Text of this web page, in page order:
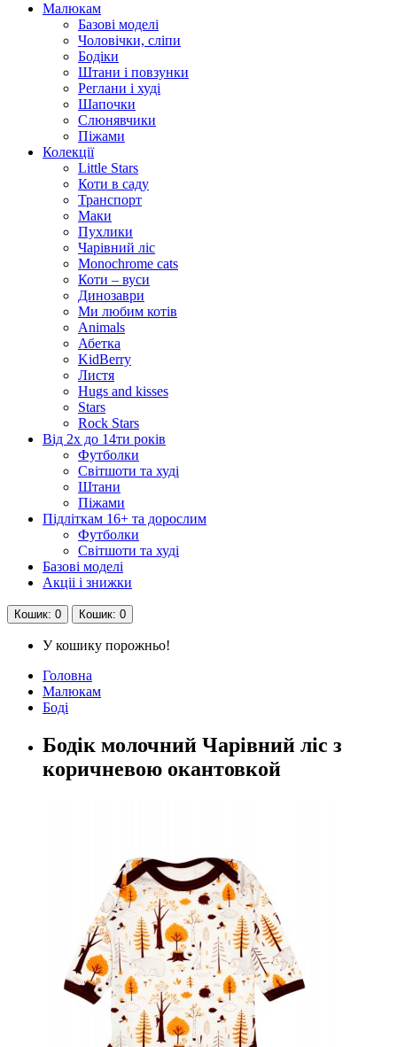
Малюкам
Базові моделі
Чоловічки, сліпи
Бодіки
Штани і повзунки
Реглани і худі
Шапочки
Слюнявчики
Піжами
Колекції
Little Stars
Коти в саду
Транспорт
Маки
Пухлики
Чарівний ліс
Monochrome cats
Коти – вуси
Динозаври
Ми любим котів
Animals
Абетка
KidBerry
Листя
Hugs and kisses
Stars
Rock Stars
Від 2х до 14ти років
Футболки
Світшоти та худі
Штани
Піжами
Підліткам 16+ та дорослим
Футболки
Світшоти та худі
Базові моделі
Акціі і знижки
Кошик: 0 Кошик: 0
У кошику порожньо!
Головна
Малюкам
Боді
Бодік молочний Чарівний ліс з
коричневою окантовкой